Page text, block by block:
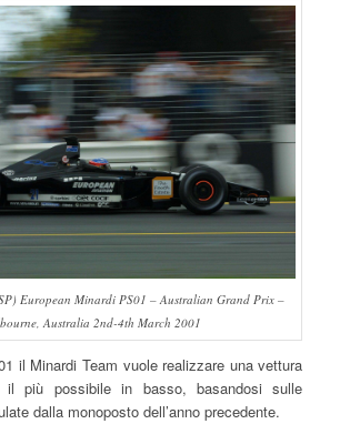
European Minardi PS01 – Australian Grand Prix –
Australia 2nd-4th March 2001
il Minardi Team vuole realizzare una vettura
più possibile in basso, basandosi sulle
dalla monoposto dell’anno precedente.